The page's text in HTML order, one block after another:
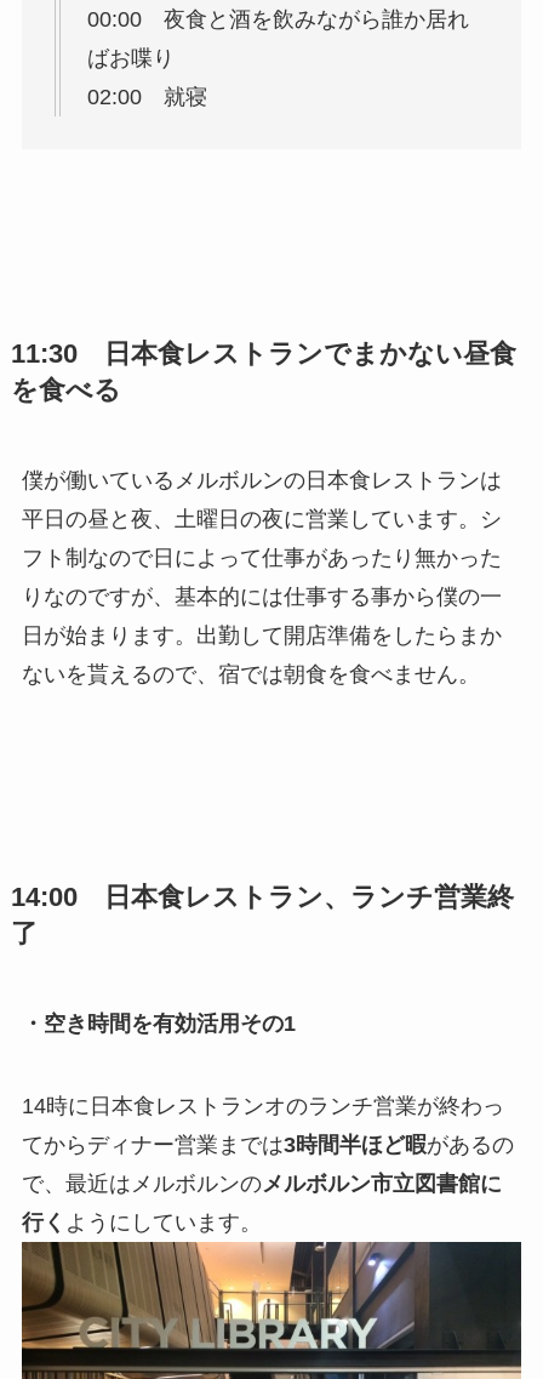
00:00 夜食と酒を飲みながら誰か居れ
ばお喋り
02:00 就寝
11:30 日本食レストランでまかない昼食
を食べる
僕が働いているメルボルンの日本食レストランは
平日の昼と夜、土曜日の夜に営業しています。シ
フト制なので日によって仕事があったり無かった
りなのですが、基本的には仕事する事から僕の一
日が始まります。出勤して開店準備をしたらまか
ないを貰えるので、宿では朝食を食べません。
14:00 日本食レストラン、ランチ営業終
了
・空き時間を有効活用その1
14時に日本食レストランオのランチ営業が終わっ
てからディナー営業までは3時間半ほど暇があるの
で、最近はメルボルンのメルボルン市立図書館に
行く ようにしています。